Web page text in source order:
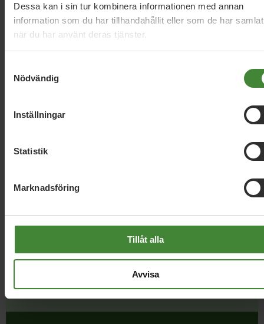
Dessa kan i sin tur kombinera informationen med annan
information som du har tillhandahållit eller som de har
när du har använt deras tjänster.
Nödvändig
Inställningar
Statistik
Marknadsföring
Tillåt alla
Avvisa
Värmland, 29 augusti 2014
Vår politik för Värmlands landsbygd
Dela denna sida och hjälp oss